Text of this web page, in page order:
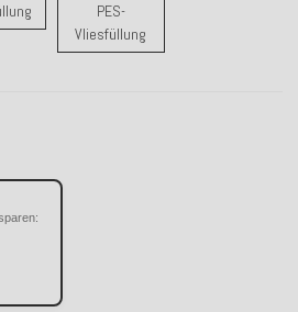
ohne FüllungPES-
Vliesfüllung